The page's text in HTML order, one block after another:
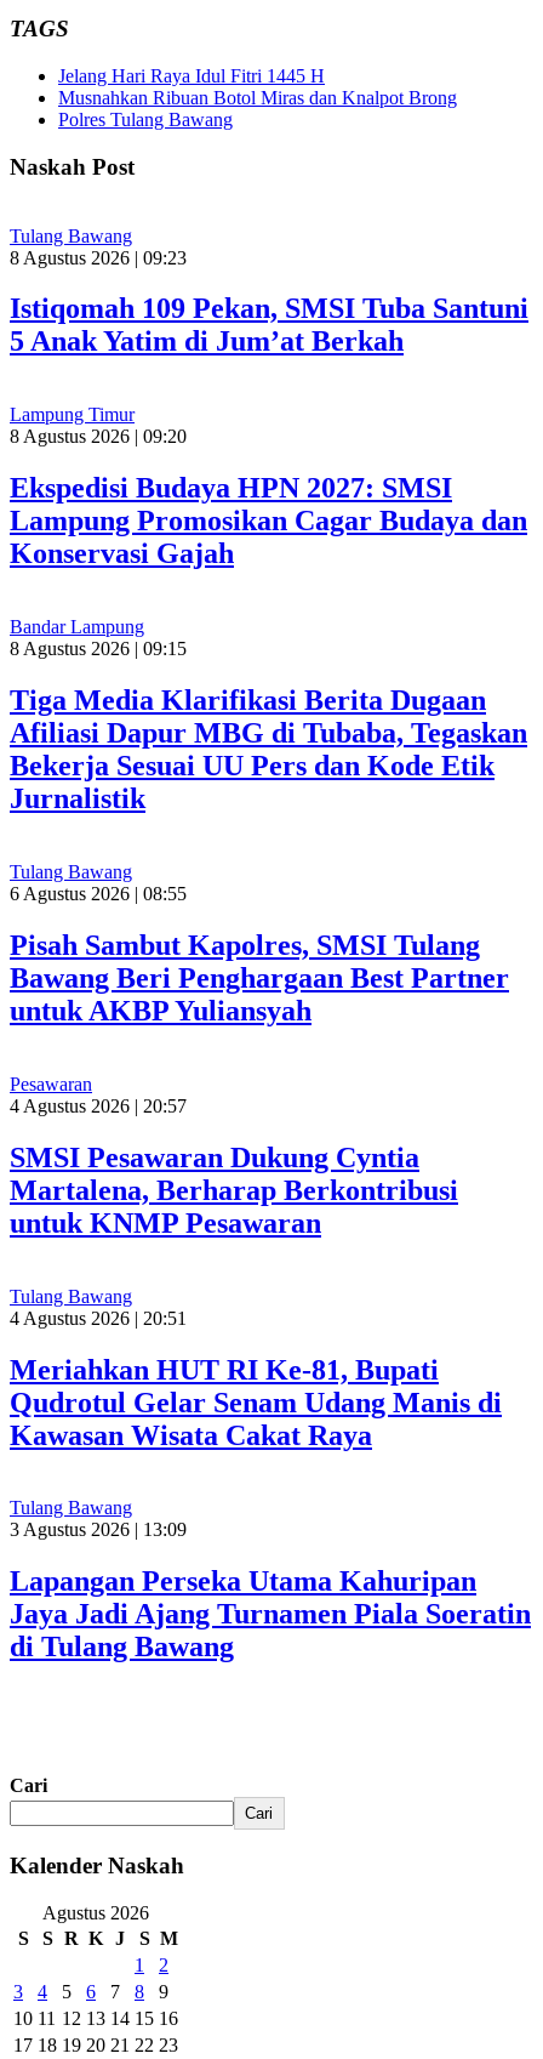
TAGS
Jelang Hari Raya Idul Fitri 1445 H
Musnahkan Ribuan Botol Miras dan Knalpot Brong
Polres Tulang Bawang
Naskah Post
Tulang Bawang
8 Agustus 2026 | 09:23
Istiqomah 109 Pekan, SMSI Tuba Santuni
5 Anak Yatim di Jum’at Berkah
Lampung Timur
8 Agustus 2026 | 09:20
Ekspedisi Budaya HPN 2027: SMSI
Lampung Promosikan Cagar Budaya dan
Konservasi Gajah
Bandar Lampung
8 Agustus 2026 | 09:15
Tiga Media Klarifikasi Berita Dugaan
Afiliasi Dapur MBG di Tubaba, Tegaskan
Bekerja Sesuai UU Pers dan Kode Etik
Jurnalistik
Tulang Bawang
6 Agustus 2026 | 08:55
Pisah Sambut Kapolres, SMSI Tulang
Bawang Beri Penghargaan Best Partner
untuk AKBP Yuliansyah
Pesawaran
4 Agustus 2026 | 20:57
SMSI Pesawaran Dukung Cyntia
Martalena, Berharap Berkontribusi
untuk KNMP Pesawaran
Tulang Bawang
4 Agustus 2026 | 20:51
Meriahkan HUT RI Ke-81, Bupati
Qudrotul Gelar Senam Udang Manis di
Kawasan Wisata Cakat Raya
Tulang Bawang
3 Agustus 2026 | 13:09
Lapangan Perseka Utama Kahuripan
Jaya Jadi Ajang Turnamen Piala Soeratin
di Tulang Bawang
Cari
Cari
Kalender Naskah
Agustus 2026
S
S R K J S M
1
2
3
4 5 6 7 8
9
10 11 12 13 14 15 16
17 18 19 20 21 22 23